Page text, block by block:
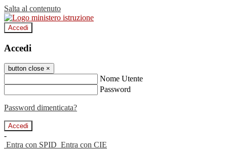
Salta al contenuto
Accedi
Accedi
button close ×
Nome Utente
Password
Password dimenticata?
-
Entra con SPID Entra con CIE